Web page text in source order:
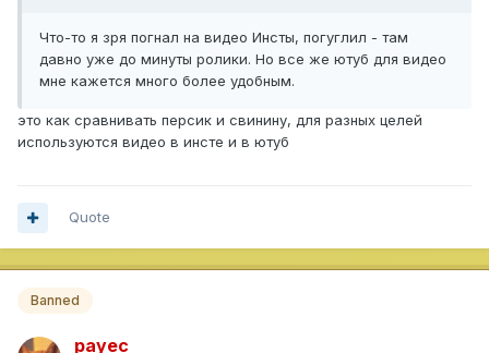
Что-то я зря погнал на видео Инсты, погуглил - там
давно уже до минуты ролики. Но все же ютуб для видео
мне кажется много более удобным.
это как сравнивать персик и свинину, для разных целей
используются видео в инсте и в ютуб
Quote
Banned
payec